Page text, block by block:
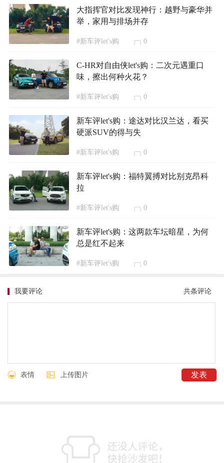
大指挥官对比发现神行：越野与豪华并
举，家用与排场并存
#新车评let's购 0
C-HR对自由侠let's购：二次元遇重口
味，擦出何种火花？
#新车评let's购 0
新车评let's购：途达对比汉兰达，看买
硬派SUV的得与失
#新车评let's购 0
新车评let's购：福特翼搏对比别克昂科
拉
#新车评let's购 0
新车评let's购：这两款车坛暗星，为何
总是红不起来
#新车评let's购 0
共条评论
我要评论
表情 上传图片